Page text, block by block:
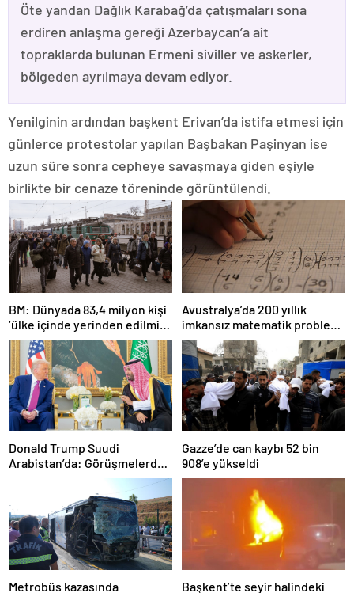
Öte yandan Dağlık Karabağ’da çatışmaları sona
erdiren anlaşma gereği Azerbaycan’a ait
topraklarda bulunan Ermeni siviller ve askerler,
bölgeden ayrılmaya devam ediyor.
Yenilginin ardından başkent Erivan’da istifa etmesi için
günlerce protestolar yapılan Başbakan Paşinyan ise
uzun süre sonra cepheye savaşmaya giden eşiyle
birlikte bir cenaze töreninde görüntülendi.
BM: Dünyada 83,4 milyon kişi
‘ülke içinde yerinden edilmiş’
olarak yaşıyor
Avustralya’da 200 yıllık
imkansız matematik problemi
çözüldü
Donald Trump Suudi
Arabistan’da: Görüşmelerde
Gazze’de can kaybı 52 bin
908’e yükseldi
Metrobüs kazasında Başkent’te seyir halindeki